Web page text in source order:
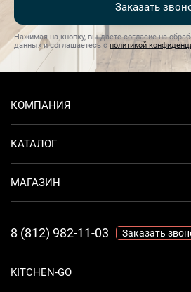
Заказать
Нажимая на кнопку, вы даете согласие на
данных и соглашаетесь с политикой
KITCHEN-GO
КОМПАНИЯ
КАТАЛОГ
МАГАЗИН
8 (812) 982-11-03 Заказать